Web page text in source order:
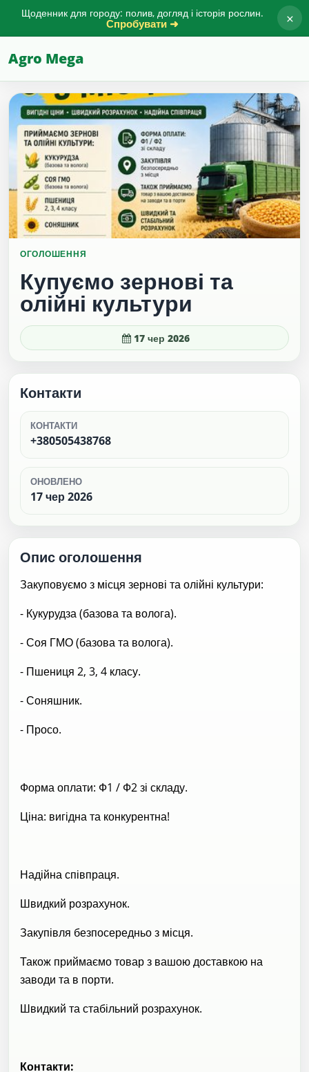
Щоденник для городу: полив, догляд і історія рослин.
Спробувати ➜ ×
Agro Mega
ОГОЛОШЕННЯ
Купуємо зернові та
олійні культури
17 чер 2026
Контакти
КОНТАКТИ
+380505438768
ОНОВЛЕНО
17 чер 2026
Опис оголошення
Закуповуємо з місця зернові та олійні культури:
- Кукурудза (базова та волога).
- Соя ГМО (базова та волога).
- Пшениця 2, 3, 4 класу.
- Соняшник.
- Просо.
Форма оплати: Ф1 / Ф2 зі складу.
Ціна: вигідна та конкурентна!
Надійна співпраця.
Швидкий розрахунок.
Закупівля безпосередньо з місця.
Також приймаємо товар з вашою доставкою на
заводи та в порти.
Швидкий та стабільний розрахунок.
Контакти: